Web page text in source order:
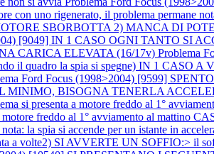
uno rigenerato, il problema permane
SBORBOTTA 2) MANCA DI
[9049] IN 1 CASO OGNI TANTO SI
CARICA ELEVATA (16/17v) Problema
il quadro la spia si spegne) IN 1
Ford Focus (1998>2004) [9599]
MINIMO, BISOGNA TENERLA
si presenta a motore freddo al 1°
freddo al 1° avviamento al mattino
la spia si accende per un istante in
volte2) SI AVVERTE UN SOFFIO:> il